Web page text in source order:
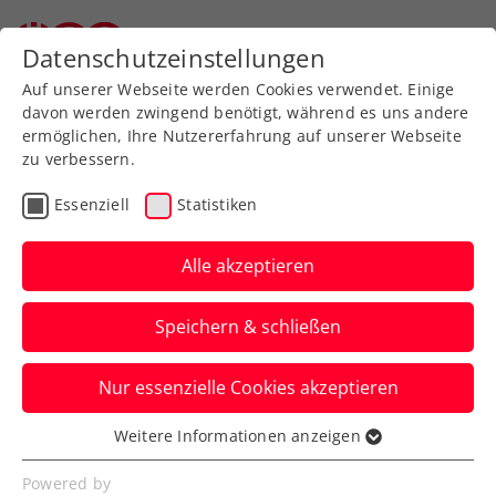
Zurück zur Newsübersicht
Turniere
Thiem kehrt für Red Bull
BassLine auf den Court
zurück
Österreichs Tennisstar ist wieder da – für
einen Abend: Auch er schlägt in der
Wiener Stadthalle auf.
Verfasst von: Presseaussendung / Redaktion, 02.10.2025
Datenschutzeinstellungen
Auf unserer Webseite werden Cookies verwendet. Einige
davon werden zwingend benötigt, während es uns andere
ermöglichen, Ihre Nutzererfahrung auf unserer Webseite
zu verbessern.
Essenziell Statistiken
Alle akzeptieren
Speichern & schließen
Nur essenzielle Cookies akzeptieren
Essenziell
Essenzielle Cookies werden für grundlegende
Weitere Informationen anzeigen
Powered by